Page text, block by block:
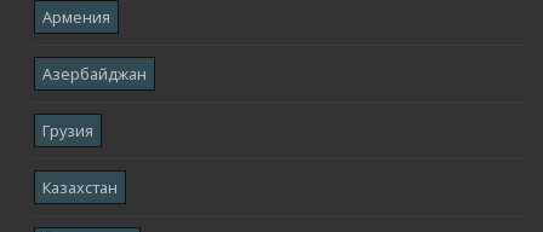
Армения
Азербайджан
Грузия
Казахстан